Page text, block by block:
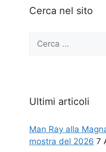
Cerca nel sito
Ricerca
Ultimi articoli
Man Ray alla
mostra del 2026 7